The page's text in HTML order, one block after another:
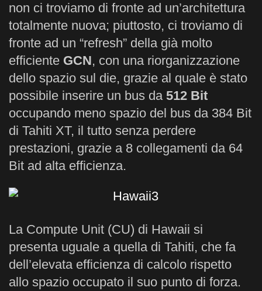
non ci troviamo di fronte ad un’architettura
totalmente nuova; piuttosto, ci troviamo di
fronte ad un “refresh” della già molto
efficiente GCN, con una riorganizzazione
dello spazio sul die, grazie al quale è stato
possibile inserire un bus da 512 Bit
occupando meno spazio del bus da 384 Bit
di Tahiti XT, il tutto senza perdere
prestazioni, grazie a 8 collegamenti da 64
Bit ad alta efficienza.
La Compute Unit (CU) di Hawaii si
presenta uguale a quella di Tahiti, che fa
dell’elevata efficienza di calcolo rispetto
allo spazio occupato il suo punto di forza.